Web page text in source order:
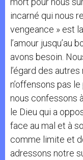
incarné qui nous
vengeance » est
l’amour jusqu’au
avons besoin.
l’égard des
n’offensons pas
nous confessons
le Dieu qui a
face au mal et à
comme limite et
adressons notre